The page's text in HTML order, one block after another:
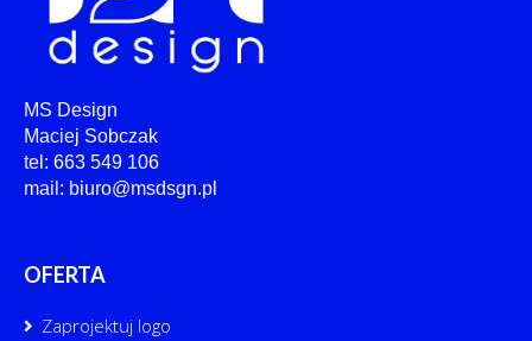
MS Design
Maciej Sobczak
tel: 663 549 106
mail: biuro@msdsgn.pl
OFERTA
Zaprojektuj logo